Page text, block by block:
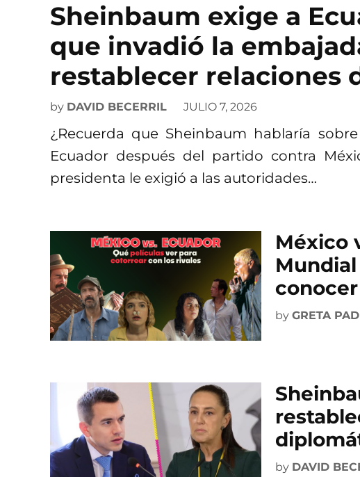
Sheinbaum exige a
que invadió la
restablecer relaciones
by DAVID BECERRIL JULIO 7, 2026
¿Recuerda que Sheinbaum hablaría
Ecuador después del partido contra
presidenta le exigió a las autoridades…
México
by GRETA
by DAVID